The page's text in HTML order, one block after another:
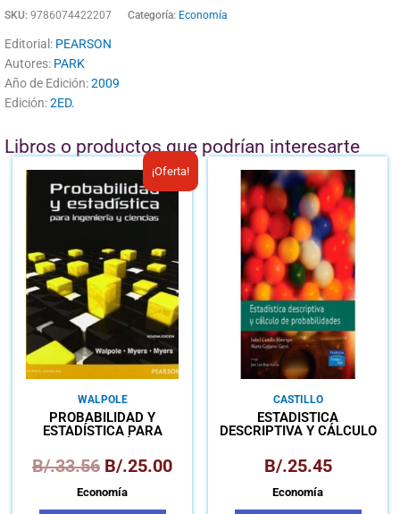
SKU: 9786074422207 Categoría: Economía
Editorial: PEARSON
Autores: PARK
Año de Edición:2009
Edición:2ED.
Libros o productos que podrían interesarte
¡Oferta!
WALPOLE
PROBABILIDAD Y
ESTADÍSTICA PARA
B/.33.56
El
precio
original
B/.33.56.
B/.25.00
El
precio
B/.25.00.
Economía
CASTILLO
ESTADÍSTICA
DESCRIPTIVA Y CÁLCULO
B/.25.45
Economía